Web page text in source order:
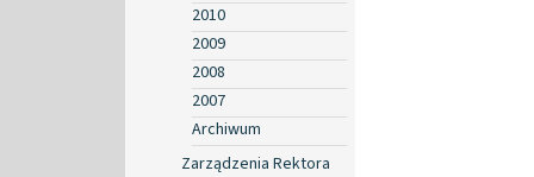
2010
2009
2008
2007
Archiwum
Zarządzenia Rektora